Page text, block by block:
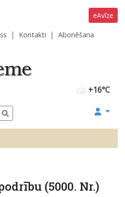
eAvīze
Kontakti
Abonēšana
+16°C
(5000. Nr.)